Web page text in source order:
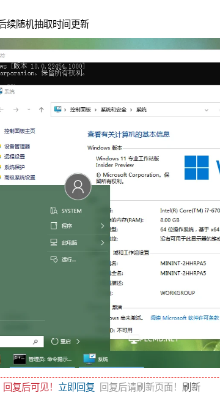
续随机抽取时间更新
复后可见！ 立即回复 回复后请刷新页面！ 刷新